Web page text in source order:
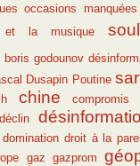
occasions manquées
et la musique
boris godounov
Dusapin Poutine
chine
compromis
déclin
domination droit à la
gaz gazprom